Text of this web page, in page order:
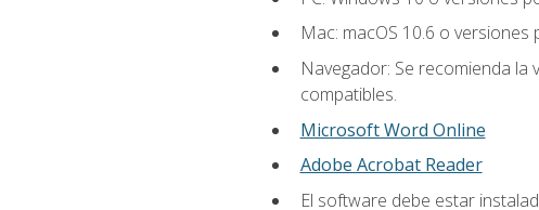
Mac: macOS 10.6 o versiones
Navegador: Se recomienda
compatibles.
Microsoft Word Online
Adobe Acrobat Reader
El software debe estar